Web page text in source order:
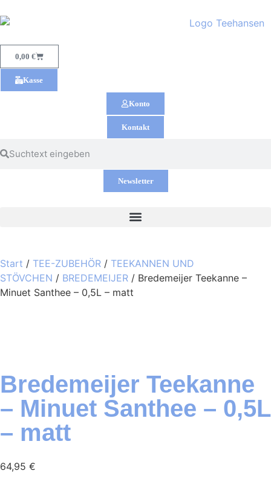
0,00 €
Kasse
Konto
Kontakt
Newsletter
Start / TEE-ZUBEHÖR / TEEKANNEN UND
STÖVCHEN / BREDEMEIJER / Bredemeijer Teekanne –
Minuet Santhee – 0,5L – matt
Bredemeijer Teekanne
– Minuet Santhee – 0,5L
– matt
64,95 €